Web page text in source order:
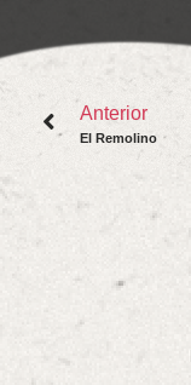
Anterior
El Remolino